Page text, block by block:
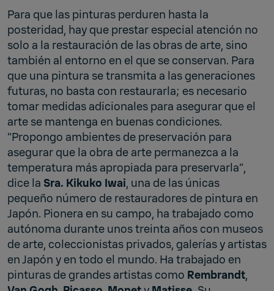
Para que las pinturas perduren hasta la
posteridad, hay que prestar especial atención no
solo a la restauración de las obras de arte, sino
también al entorno en el que se conservan. Para
que una pintura se transmita a las generaciones
futuras, no basta con restaurarla; es necesario
tomar medidas adicionales para asegurar que el
arte se mantenga en buenas condiciones.
“Propongo ambientes de preservación para
asegurar que la obra de arte permanezca a la
temperatura más apropiada para preservarla”,
dice la Sra. Kikuko Iwai, una de las únicas
pequeño número de restauradores de pintura en
Japón. Pionera en su campo, ha trabajado como
autónoma durante unos treinta años con museos
de arte, coleccionistas privados, galerías y artistas
en Japón y en todo el mundo. Ha trabajado en
pinturas de grandes artistas como Rembrandt,